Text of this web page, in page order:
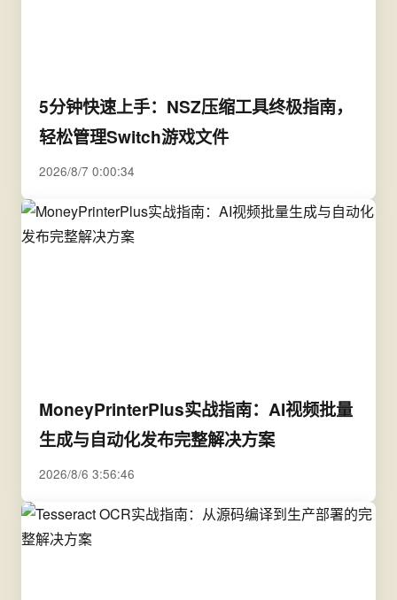
5分钟快速上手：NSZ压缩工具终极指南，
轻松管理Switch游戏文件
2026/8/7 0:00:34
MoneyPrinterPlus实战指南：AI视频批量
生成与自动化发布完整解决方案
2026/8/6 3:56:46